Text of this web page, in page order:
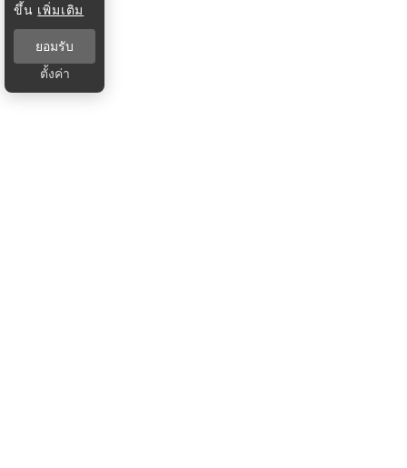
ขึ้น เพิ่มเติม
ยอมรับ
ตั้งค่า